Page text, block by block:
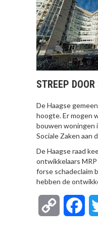
STREEP
De Haagse
hoogte. Er mogen
bouwen woningen
Sociale Zaken aan
De Haagse raad
ontwikkelaars
forse schadeclaim
hebben de
Copy